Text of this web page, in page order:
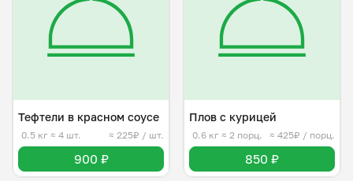
Тефтели в красном соусе
0.5 кг ≈ 4 шт. ≈ 225₽ / шт.
900 ₽
Плов с курицей
0.6 кг ≈ 2 порц. ≈ 425₽ / порц.
850 ₽